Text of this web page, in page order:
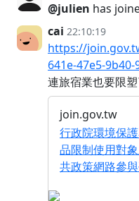
@julien has
cai 22:10:19
https://
641e-47e5-
連旅宿業也要限
join.gov.tw
行政院環境保
品限制使用對
共政策網路參